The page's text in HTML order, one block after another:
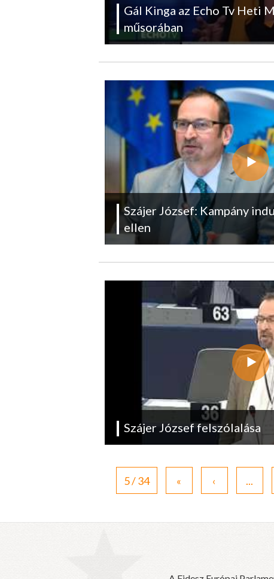
Gál Kinga az Echo Tv Heti
műsorában
Szájer József: Kampány
ellen
Szájer József felszólalása
5 / 34 « ‹ ...